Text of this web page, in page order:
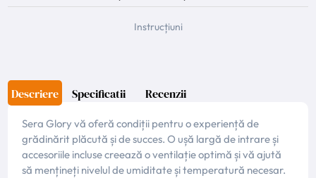
Instrucțiuni
Descriere Specificatii Recenzii
Sera Glory vă oferă condiții pentru o experiență de
grădinărit plăcută și de succes. O ușă largă de intrare și
accesoriile incluse creează o ventilație optimă și vă ajută
să mențineți nivelul de umiditate și temperatură necesar.